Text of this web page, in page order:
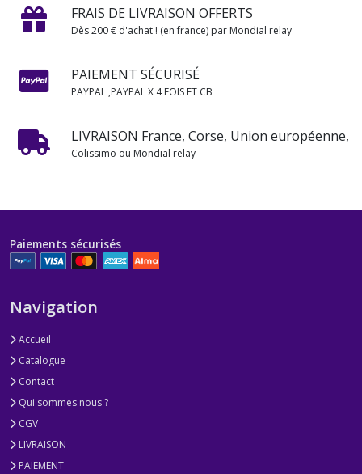
FRAIS DE LIVRAISON OFFERTS
Dès 200 € d'achat ! (en france) par Mondial relay
PAIEMENT SÉCURISÉ
PAYPAL ,PAYPAL X 4 FOIS ET CB
LIVRAISON France, Corse, Union européenne,
Colissimo ou Mondial relay
Paiements sécurisés
Navigation
Accueil
Catalogue
Contact
Qui sommes nous ?
CGV
LIVRAISON
PAIEMENT